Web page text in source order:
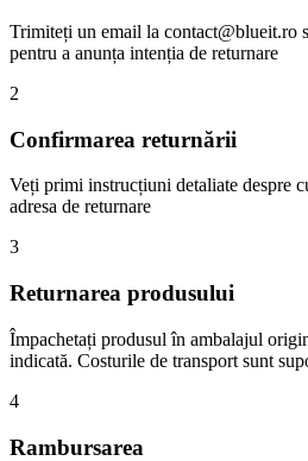
Trimiteți un email la contact@blueit.ro
pentru a anunța intenția de returnare
2
Confirmarea returnării
Veți primi instrucțiuni detaliate despre
adresa de returnare
3
Returnarea produsului
Împachetați produsul în ambalajul
indicată. Costurile de transport sunt
4
Rambursarea